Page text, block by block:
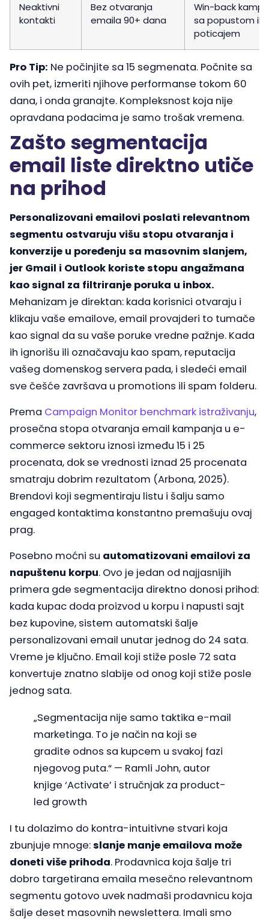
Neaktivni
kontakti
Bez otvaranja
emaila 90+ dana
Win-back
sa popustom ili
poticajem
Pro Tip: Ne počinjite sa 15 segmenata. Počnite sa
ovih pet, izmeriti njihove performanse tokom 60
dana, i onda granajte. Kompleksnost koja nije
opravdana podacima je samo trošak vremena.
Zašto segmentacija
email liste direktno utiče
na prihod
Personalizovani emailovi poslati relevantnom
segmentu ostvaruju višu stopu otvaranja i
konverzije u poređenju sa masovnim slanjem,
jer Gmail i Outlook koriste stopu angažmana
kao signal za filtriranje poruka u inbox.
Mehanizam je direktan: kada korisnici otvaraju i
klikaju vaše emailove, email provajderi to tumače
kao signal da su vaše poruke vredne pažnje. Kada
ih ignorišu ili označavaju kao spam, reputacija
vašeg domenskog servera pada, i sledeći email
sve češće završava u promotions ili spam folderu.
Prema Campaign Monitor benchmark istraživanju,
prosečna stopa otvaranja email kampanja u e-
commerce sektoru iznosi između 15 i 25
procenata, dok se vrednosti iznad 25 procenata
smatraju dobrim rezultatom (Arbona, 2025).
Brendovi koji segmentiraju listu i šalju samo
engaged kontaktima konstantno premašuju ovaj
prag.
Posebno moćni su automatizovani emailovi za
napuštenu korpu. Ovo je jedan od najjasnijih
primera gde segmentacija direktno donosi prihod:
kada kupac doda proizvod u korpu i napusti sajt
bez kupovine, sistem automatski šalje
personalizovani email unutar jednog do 24 sata.
Vreme je ključno. Email koji stiže posle 72 sata
konvertuje znatno slabije od onog koji stiže posle
jednog sata.
„Segmentacija nije samo taktika e-mail
marketinga. To je način na koji se
gradite odnos sa kupcem u svakoj fazi
njegovog puta.“ — Ramli John, autor
knjige ‘Activate’ i stručnjak za product-
led growth
I tu dolazimo do kontra-intuitivne stvari koja
zbunjuje mnoge:slanje manje emailova može
doneti više prihoda. Prodavnica koja šalje tri
dobro targetirana emaila mesečno relevantnom
segmentu gotovo uvek nadmaši prodavnicu koja
šalje deset masovnih newslettera. Imali smo